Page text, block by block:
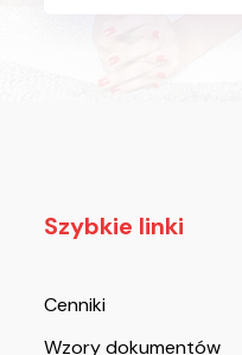
Szybkie linki
Cenniki
Wzory dokumentów